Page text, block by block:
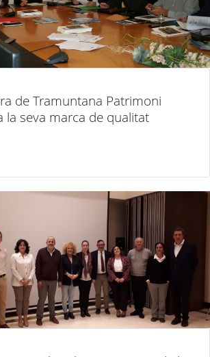
de Tramuntana Patrimoni
la seva marca de qualitat